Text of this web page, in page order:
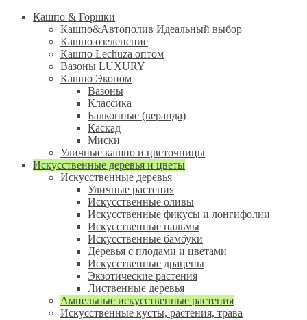
Кашпо & Горшки
Кашпо&Автополив Идеальный выбор
Кашпо озеленение
Кашпо Lechuza оптом
Вазоны LUXURY
Кашпо Эконом
Вазоны
Классика
Балконные (веранда)
Каскад
Миски
Уличные кашпо и цветочницы
Искусственные деревья и цветы
Искусственные деревья
Уличные растения
Искусственные оливы
Искусственные фикусы и лонгифолии
Искусственные пальмы
Искусственные бамбуки
Деревья с плодами и цветами
Искусственные драцены
Экзотические растения
Лиственные деревья
Ампельные искусственные растения
Искусственные кусты, растения, трава